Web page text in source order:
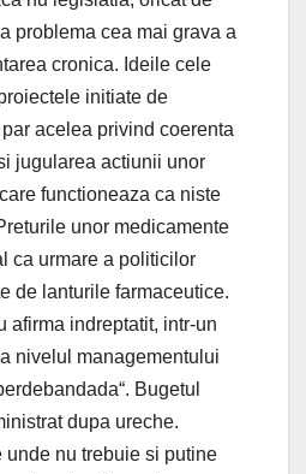
problema cea mai grava a
cronica. Ideile cele
initiate de
acelea privind coerenta
jugularea actiunii unor
functioneaza ca niste
unor medicamente
ca urmare a politicilor
de lanturile farmaceutice.
afirma indreptatit, intr-un
nivelul managementului
Bugetul
dupa ureche.
unde nu trebuie si putine